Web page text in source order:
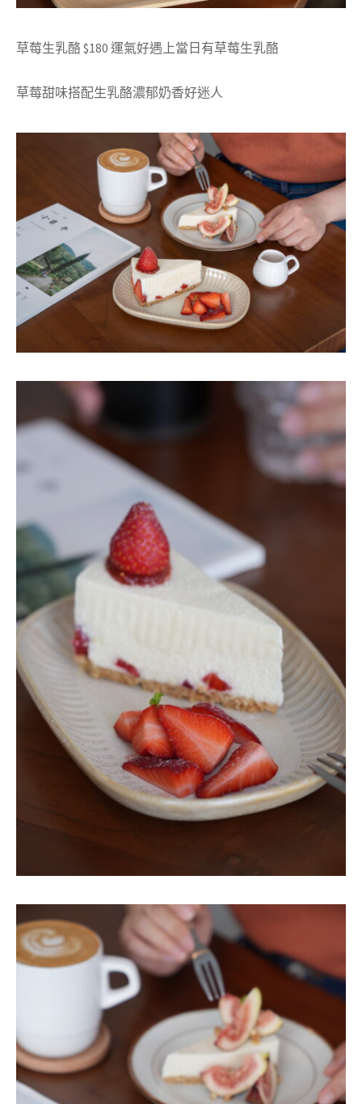
草莓生乳酪$180 運氣好遇上當日有草莓生乳酪
草莓甜味搭配生乳酪濃郁奶香好迷人